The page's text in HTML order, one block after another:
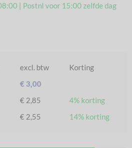
| Postnl voor 15:00 zelfde dag
excl. btw
Korting
€ 3,00
€ 2,85
4% korting
€ 2,55 14% korting